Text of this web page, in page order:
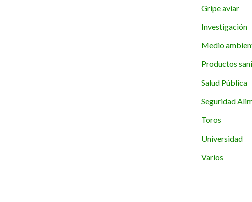
Gripe aviar
Investigación
Medio
Productos
Salud Pública
Seguridad
Toros
Universidad
Varios